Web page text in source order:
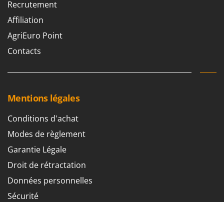
Royal Food
Ryobi
S
Santos
Schnitzer
Seven Italy
Shark
Silky
Simatech
Sirman
Skil
Recrutement
Affiliation
AgriEuro Point
Contacts
Mentions légales
Conditions d'achat
Modes de règlement
Garantie Légale
Droit de rétractation
Données personnelles
Sécurité